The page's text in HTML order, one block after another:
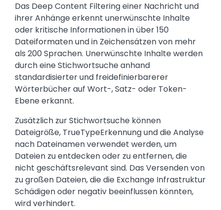
Das Deep Content Filtering einer Nachricht und
ihrer Anhänge erkennt unerwünschte Inhalte
oder kritische Informationen in über 150
Dateiformaten und in Zeichensätzen von mehr
als 200 Sprachen. Unerwünschte Inhalte werden
durch eine Stichwortsuche anhand
standardisierter und freidefinierbarerer
Wörterbücher auf Wort-, Satz- oder Token-
Ebene erkannt.
Zusätzlich zur Stichwortsuche können
Dateigröße, TrueTypeErkennung und die Analyse
nach Dateinamen verwendet werden, um
Dateien zu entdecken oder zu entfernen, die
nicht geschäftsrelevant sind. Das Versenden von
zu großen Dateien, die die Exchange Infrastruktur
Schädigen oder negativ beeinflussen könnten,
wird verhindert.